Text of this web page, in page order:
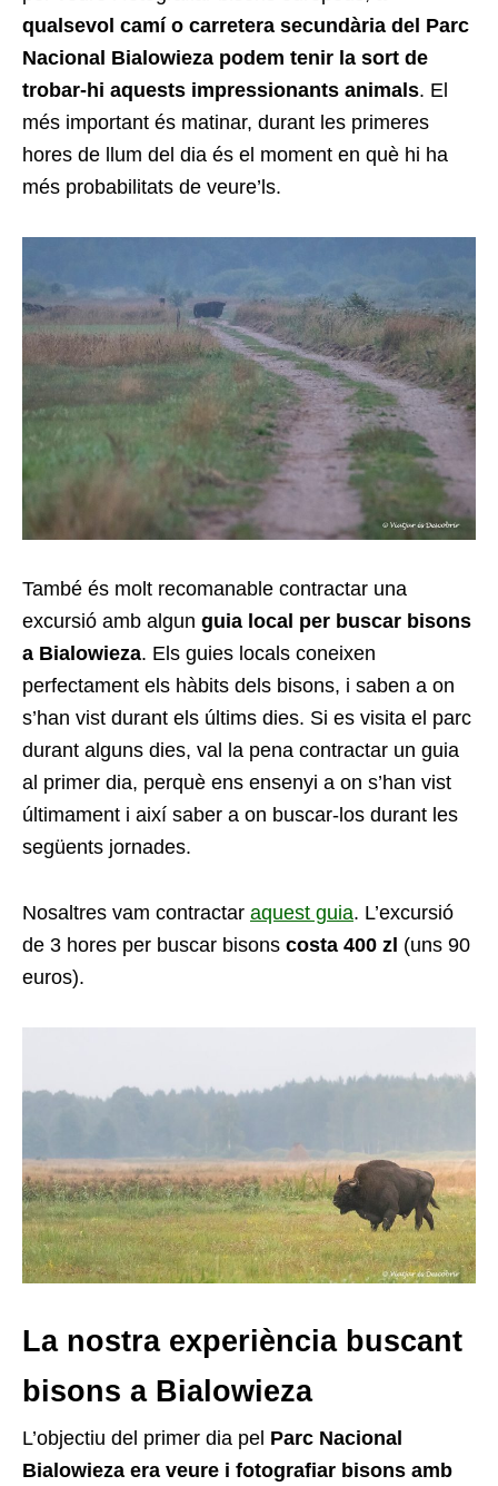
qualsevol camí o carretera secundària del Parc
Nacional Bialowieza podem tenir la sort de
trobar-hi aquests impressionants animals. El
més important és matinar, durant les primeres
hores de llum del dia és el moment en què hi ha
més probabilitats de veure’ls.
També és molt recomanable contractar una
excursió amb algun guia local per buscar bisons
a Bialowieza. Els guies locals coneixen
perfectament els hàbits dels bisons, i saben a on
s’han vist durant els últims dies. Si es visita el parc
durant alguns dies, val la pena contractar un guia
al primer dia, perquè ens ensenyi a on s’han vist
últimament i així saber a on buscar-los durant les
següents jornades.
Nosaltres vam contractar aquest guia. L’excursió
de 3 hores per buscar bisons costa 400 zl (uns 90
euros).
La nostra experiència buscant
bisons a Bialowieza
L’objectiu del primer dia pel Parc Nacional
Bialowieza era veure i fotografiar bisons amb